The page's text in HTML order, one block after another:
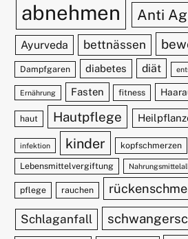
abnehmen Anti
Ayurveda bettnässen
Dampfgaren diabetes diät
Ernährung Fasten fitness
haut Hautpflege
infektion kinder kopfschmerzen
Lebensmittelvergiftung
pflege rauchen
Schlaganfall